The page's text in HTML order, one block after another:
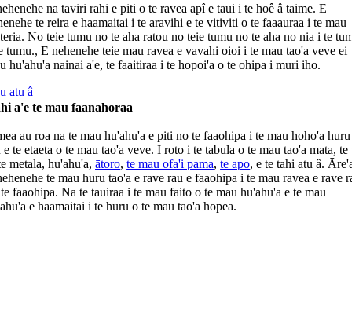
na taviri rahi e piti o te ravea apî e taui i te hoê â taime. E
te reira e haamaitai i te aravihi e te vitiviti o te faaauraa i te mau
No teie tumu no te aha ratou no teie tumu no te aha no nia i te
tumu., E nehenehe teie mau ravea e vavahi oioi i te mau tao'a veve ei
hu'ahu'a nainai a'e, te faaitiraa i te hopoi'a o te ohipa i muri iho.
atu â
a'e te mau faanahoraa
au roa na te mau hu'ahu'a e piti no te faaohipa i te mau hoho'a huru
e te etaeta o te mau tao'a veve. I roto i te tabula o te mau tao'a mata, te
metala, hu'ahu'a,ātoro,te mau ofa'i pama,te apo, e te tahi atu â.
te mau huru tao'a e rave rau e faaohipa i te mau ravea e rave
faaohipa. Na te tauiraa i te mau faito o te mau hu'ahu'a e te mau
e haamaitai i te huru o te mau tao'a hopea.